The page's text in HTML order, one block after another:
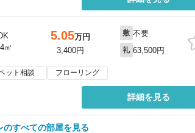
㎡
5.05万円
3,400円
敷 不要
礼 63,500円
ット相談 フローリング
詳細を見る
のすべての部屋を見る